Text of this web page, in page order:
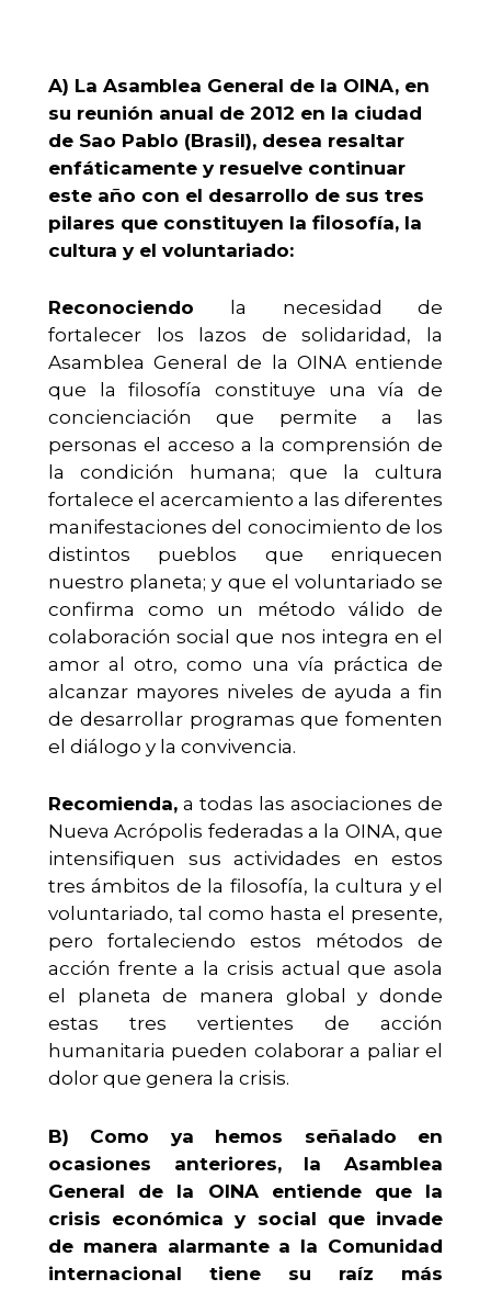
A) La Asamblea General de la OINA, en
su reunión anual de 2012 en la ciudad
de Sao Pablo (Brasil), desea resaltar
enfáticamente y resuelve continuar
este año con el desarrollo de sus tres
pilares que constituyen la filosofía, la
cultura y el voluntariado:
Reconociendo
la necesidad de
fortalecer los lazos de solidaridad, la
Asamblea General de la OINA entiende
que la filosofía constituye una vía de
concienciación que permite a las
personas el acceso a la comprensión de
la condición humana; que la cultura
fortalece el acercamiento a las diferentes
manifestaciones del conocimiento de los
distintos pueblos que enriquecen
nuestro planeta; y que el voluntariado se
confirma como un método válido de
colaboración social que nos integra en el
amor al otro, como una vía práctica de
alcanzar mayores niveles de ayuda a fin
de desarrollar programas que fomenten
el diálogo y la convivencia.
Recomienda, a todas las asociaciones de
Nueva Acrópolis federadas a la OINA, que
intensifiquen sus actividades en estos
tres ámbitos de la filosofía, la cultura y el
voluntariado, tal como hasta el presente,
pero fortaleciendo estos métodos de
acción frente a la crisis actual que asola
el planeta de manera global y donde
estas tres vertientes de acción
humanitaria pueden colaborar a paliar el
dolor que genera la crisis.
B) Como ya hemos señalado en
ocasiones anteriores, la Asamblea
General de la OINA entiende que la
crisis económica y social que invade
de manera alarmante a la Comunidad
internacional tiene su raíz más